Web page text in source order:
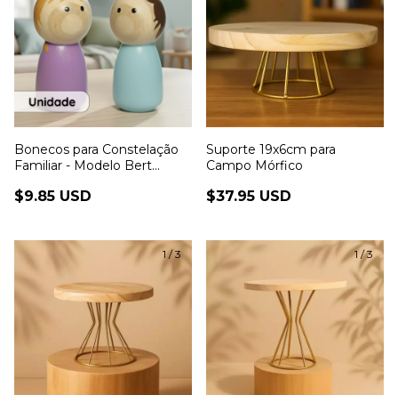
Bonecos para Constelação
Familiar - Modelo Bert
$9.85 USD
Suporte 19x6cm para
Campo Mórfico
$37.95 USD
1/3 1/3